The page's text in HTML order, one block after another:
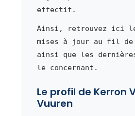
effectif.
Ainsi, retrouvez ici
mises à jour au fil de
ainsi que les
le concernant.
Le profil de Kerron
Vuuren